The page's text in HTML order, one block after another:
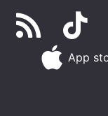
App